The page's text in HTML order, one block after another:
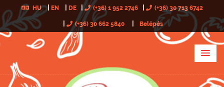
HU EN DE (+36) 1 952 2746 (+36) 30 713 6742
(+36) 30 662 5840 Belépés